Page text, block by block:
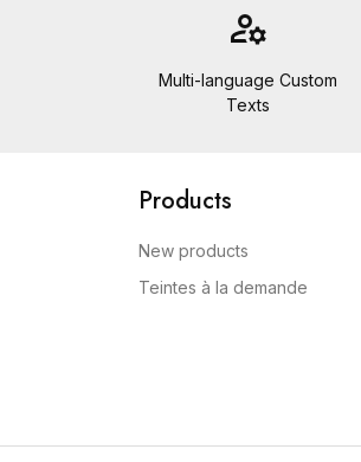
manage_accounts
Multi-language Custom
Texts
Products
New products
Teintes à la demande